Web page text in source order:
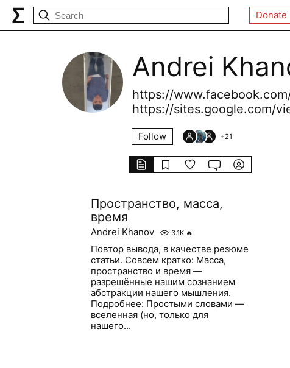
Donate
Andrei
https://
https://sites.google.com/
Follow +21
Пространство, масса,
время
Andrei Khanov 3.1K 🔥
Повтор вывода, в качестве резюме
статьи. Совсем кратко: Масса,
пространство и время —
разрешённые нашим сознанием
абстракции нашего мышления.
Подробнее: Простыми словами —
вселенная (но, только для
нашего...